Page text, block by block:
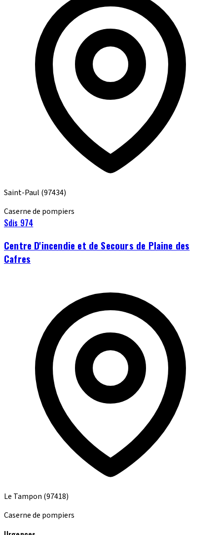
Saint-Paul (97434)
Caserne de pompiers
Sdis 974
Centre D'incendie et de Secours de Plaine des
Cafres
Le Tampon (97418)
Caserne de pompiers